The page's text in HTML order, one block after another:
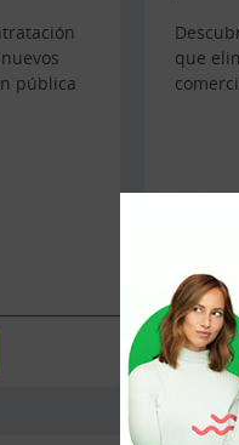
pública
que